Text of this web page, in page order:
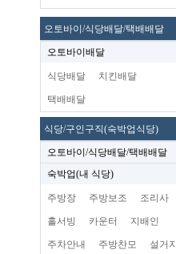
오토바이/식당배달/택배배달
오토바이배달
식당배달 치킨배달
택배배달
식당/구인구직(숙박업식당)
오토바이/식당배달/택배배달
숙박업(내 식당)
주방장 주방보조 조리사
홀서빙 카운터 지배인
주차안내 주방찬모 설거지